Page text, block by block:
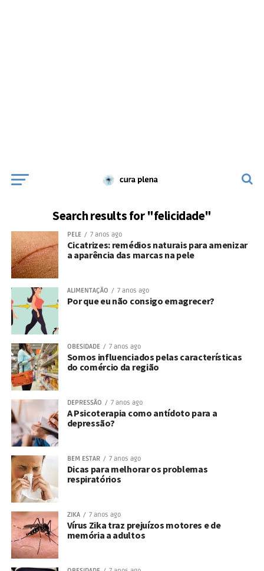
Search results for "felicidade"
PELE 7 anos ago
Cicatrizes: remédios naturais para amenizar
a aparência das marcas na pele
ALIMENTAÇÃO 7 anos ago
Por que eu não consigo emagrecer?
OBESIDADE 7 anos ago
Somos influenciados pelas características
do comércio da região
DEPRESSÃO 7 anos ago
A Psicoterapia como antídoto para a
depressão?
BEM ESTAR 7 anos ago
Dicas para melhorar os problemas
respiratórios
ZIKA 7 anos ago
Vírus Zika traz prejuízos motores e de
memória a adultos